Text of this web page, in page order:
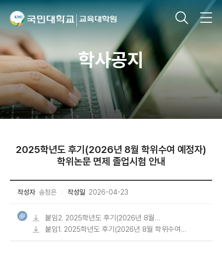
학사공지
2025학년도 후기(2026년 8월 학위수여 예정자)
학위논문 면제 졸업시험 안내
작성자 송정은 작성일 2026-04-23
붙임2. 2025학년도 후기(2026년 8월
학위수여 예정자) 학위논문 면제 졸업시험
붙임1. 2025학년도 후기(2026년 8월 학위수여